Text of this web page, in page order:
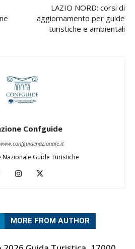
LAZIO NORD: corsi di
aggiornamento per guide
turistiche e ambientali
Confguide
Nazionale Guide Turistiche
MORE FROM AUTHOR